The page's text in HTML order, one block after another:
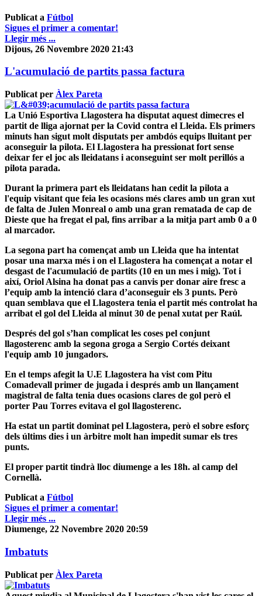
Publicat a Fútbol
Sigues el primer a comentar!
Llegir més ...
Dijous, 26 Novembre 2020 21:43
L'acumulació de partits passa factura
Publicat per Àlex Pareta
La Unió Esportiva Llagostera ha disputat aquest dimecres el
partit de lliga ajornat per la Covid contra el Lleida. Els primers
minuts han sigut molt disputats per ambdós equips lluitant per
aconseguir la pilota. El Llagostera ha pressionat fort sense
deixar fer el joc als lleidatans i aconseguint ser molt perillós a
pilota parada.
Durant la primera part els lleidatans han cedit la pilota a
l'equip visitant que feia les ocasions més clares amb un gran xut
de falta de Julen Monreal o amb una gran rematada de cap de
Dieste que ha fregat el pal, fins arribar a la mitja part amb 0 a 0
al marcador.
La segona part ha començat amb un Lleida que ha intentat
posar una marxa més i on el Llagostera ha començat a notar el
desgast de l'acumulació de partits (10 en un mes i mig). Tot i
així, Oriol Alsina ha donat pas a canvis per donar aire fresc a
l’equip amb la intenció clara d’aconseguir els 3 punts. Però
quan semblava que el Llagostera tenia el partit més controlat ha
arribat el gol del Lleida al minut 30 de penal xutat per Raúl.
Després del gol s’han complicat les coses pel conjunt
llagosterenc amb la segona groga a Sergio Cortés deixant
l'equip amb 10 jungadors.
En el temps afegit la U.E Llagostera ha vist com Pitu
Comadevall primer de jugada i després amb un llançament
magistral de falta tenia dues ocasions clares de gol però el
porter Pau Torres evitava el gol llagosterenc.
Ha estat un partit dominat pel Llagostera, però el sobre esforç
dels últims dies i un àrbitre molt han impedit sumar els tres
punts.
El proper partit tindrà lloc diumenge a les 18h. al camp del
Cornellà.
Publicat a Fútbol
Sigues el primer a comentar!
Llegir més ...
Diumenge, 22 Novembre 2020 20:59
Imbatuts
Publicat per Àlex Pareta